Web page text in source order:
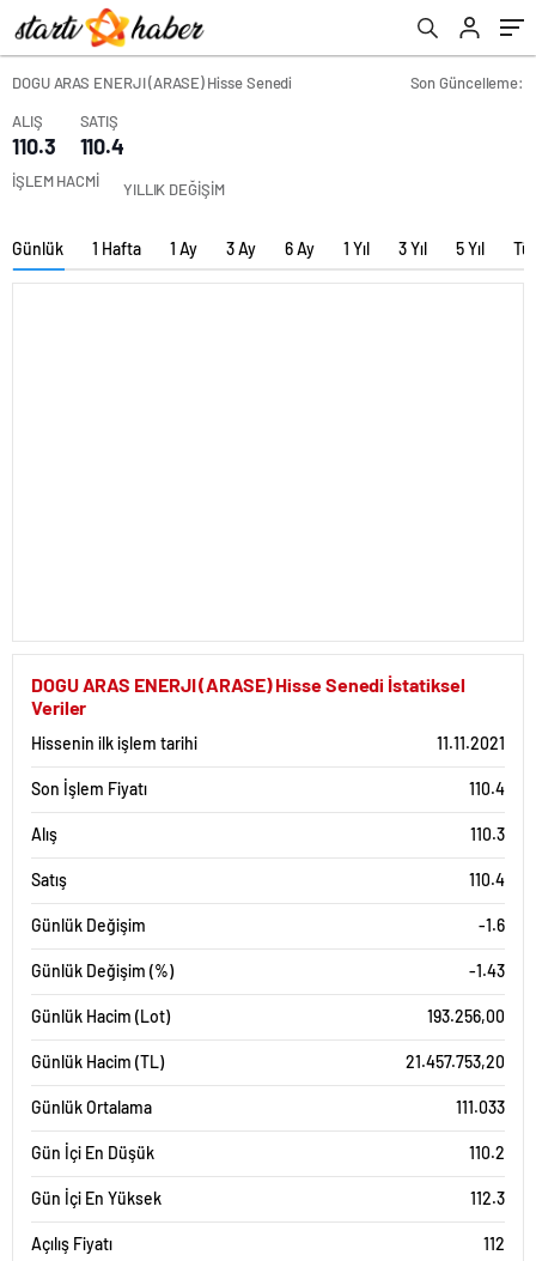
DOGU ARAS ENERJI (ARASE) Hisse Senedi
Son Güncelleme:
ALIŞ
110.3
SATIŞ
110.4
İŞLEM HACMİ YILLIK DEĞİŞİM
Günlük 1 Hafta 1 Ay 3 Ay 6 Ay 1 Yıl 3 Yıl 5 Yıl
DOGU ARAS ENERJI (ARASE) Hisse Senedi İstatiksel
Veriler
Hissenin ilk işlem tarihi 11.11.2021
Son İşlem Fiyatı 110.4
Alış 110.3
Satış 110.4
Günlük Değişim -1.6
Günlük Değişim (%) -1.43
Günlük Hacim (Lot) 193.256,00
Günlük Hacim (TL) 21.457.753,20
Günlük Ortalama 111.033
Gün İçi En Düşük 110.2
Gün İçi En Yüksek 112.3
Açılış Fiyatı 112